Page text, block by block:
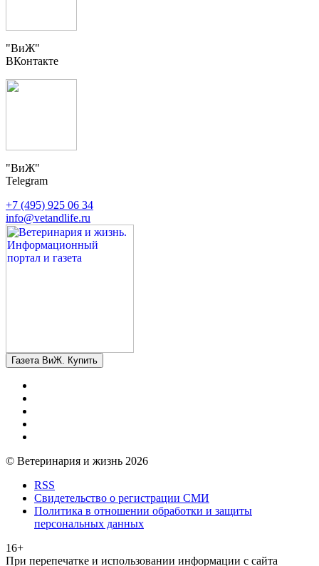
"ВиЖ"
ВКонтакте
"ВиЖ"
Telegram
+7 (495) 925 06 34
info@vetandlife.ru
Газета ВиЖ. Купить
© Ветеринария и жизнь 2026
RSS
Свидетельство о регистрации СМИ
Политика в отношении обработки и защиты
персональных данных
16+
При перепечатке и использовании информации с сайта